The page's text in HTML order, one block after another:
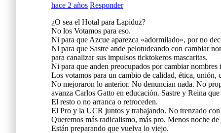
hace 2 años Responder
¿O sea el Hotal para Lapiduz?
No los Votamos para eso.
Ni para que Azcue aparezca «adormilado», por no
Ni para que Sastre ande pelotudeando con cambiar
para canalizar sus impulsos ticktokeros mascaritas.
Ni para que anden preocupados por cambiar
Los votamos para un cambio de calidad, ética, unión,
No mejoraron lo anterior. No denuncian nada. No
avanza Carlos Gatto en educación. Sastre y Reina
El resto o no arranca o retroceden.
El Pro y la UCR juntos y trabajando. No trenzado
Queremos más radicalismo, más pro. Menos noche
Están preparando que vuelva lo viejo.